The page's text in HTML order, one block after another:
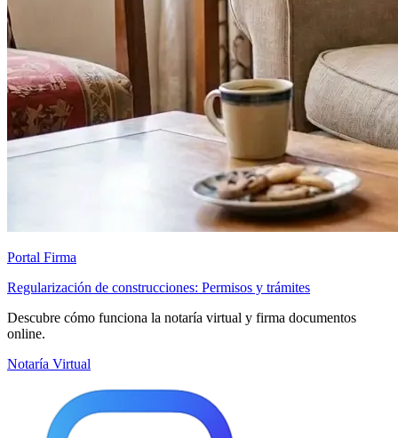
Portal Firma
Regularización de construcciones: Permisos y trámites
Descubre cómo funciona la notaría virtual y firma documentos
online.
Notaría Virtual